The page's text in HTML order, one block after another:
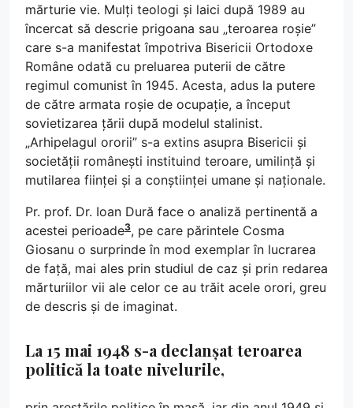
mărturie vie. Mulți teologi și laici după 1989 au
încercat să descrie prigoana sau „teroarea roșie”
care s-a manifestat împotriva Bisericii Ortodoxe
Române odată cu preluarea puterii de către
regimul comunist în 1945. Acesta, adus la putere
de către armata roșie de ocupație, a început
sovietizarea țării după modelul stalinist.
„Arhipelagul ororii” s-a extins asupra Bisericii și
societății românești instituind teroare, umilință și
mutilarea ființei și a conștiinței umane și naționale.
Pr. prof. Dr. Ioan Dură face o analiză pertinentă a
acestei perioade3, pe care părintele Cosma
Giosanu o surprinde în mod exemplar în lucrarea
de față, mai ales prin studiul de caz și prin redarea
mărturiilor vii ale celor ce au trăit acele orori, greu
de descris și de imaginat.
La 15 mai 1948 s-a declanșat teroarea
politică la toate nivelurile,